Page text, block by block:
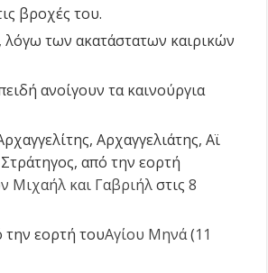
βροχές του.
των ακατάστατων καιρικών
ανοίγουν τα καινούργια
Αρχαγγελιάτης, Αϊ
από την εορτή
Μιχαήλ και Γαβριήλστις8
την εορτή τουΑγίου Μηνά(11